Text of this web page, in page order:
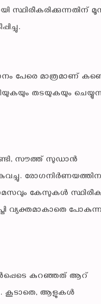
സ്ഥിരീകരിക്കുന്നതിന്
പേരെ മാത്രമാണ്
തടയുകയും
സൗത്ത് സുഡാന്‍
കേസുകള്‍
വ്യക്തമാകാതെ
കുറഞ്ഞത് ആറ്
കൂടാതെ, ആളുകള്‍